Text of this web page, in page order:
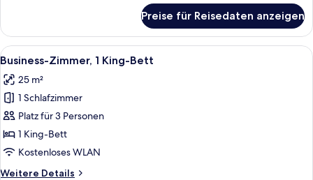
Zimmer,
Queen-
Preise für Reisedaten anzeigen
Alle
Fotos
für
Business-
Zimmer,
1 King-
Bett
Ein Hotelzimmer mit einem großen
8
Business-Zimmer, 1 King-Bett
25 m²
1 Schlafzimmer
Platz für 3 Personen
1 King-Bett
Kostenloses WLAN
Weitere Details
Weitere